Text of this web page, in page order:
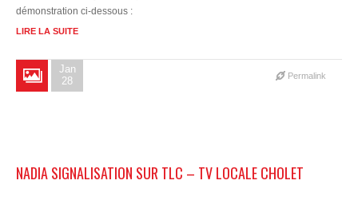
démonstration ci-dessous :
LIRE LA SUITE
Jan
28
Permalink
NADIA SIGNALISATION SUR TLC – TV LOCALE CHOLET